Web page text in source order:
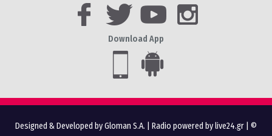
Download App
Designed & Developed by Gloman S.A. Radio powered by live24.gr | ©